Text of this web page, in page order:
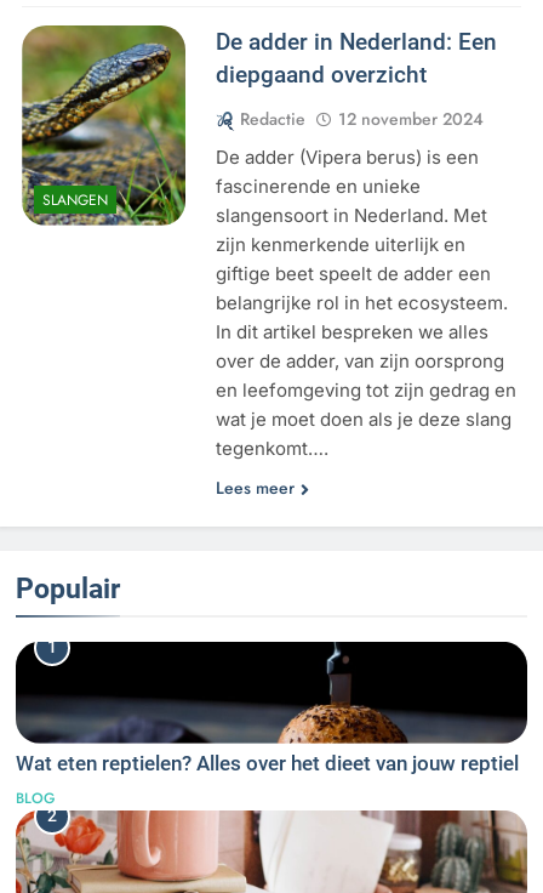
SLANGEN
De adder in Nederland: Een
diepgaand overzicht
Redactie 12 november 2024
De adder (Vipera berus) is een
fascinerende en unieke
slangensoort in Nederland. Met
zijn kenmerkende uiterlijk en
giftige beet speelt de adder een
belangrijke rol in het ecosysteem.
In dit artikel bespreken we alles
over de adder, van zijn oorsprong
en leefomgeving tot zijn gedrag en
wat je moet doen als je deze slang
tegenkomt….
Lees meer
Populair
1
Wat eten reptielen? Alles over het dieet van jouw reptiel
BLOG
2